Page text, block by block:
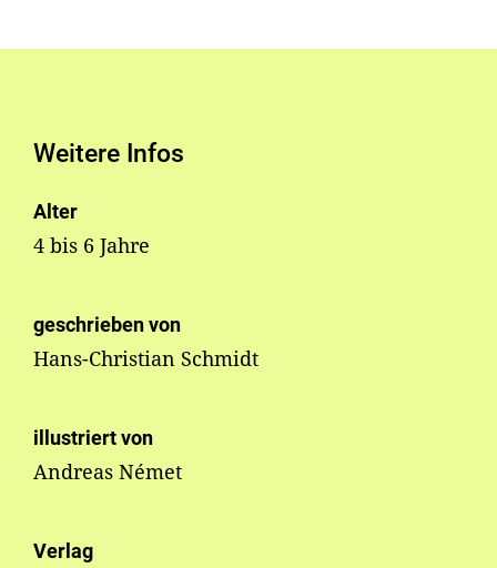
Weitere Infos
Alter
4 bis 6 Jahre
geschrieben von
Hans-Christian Schmidt
illustriert von
Andreas Német
Verlag